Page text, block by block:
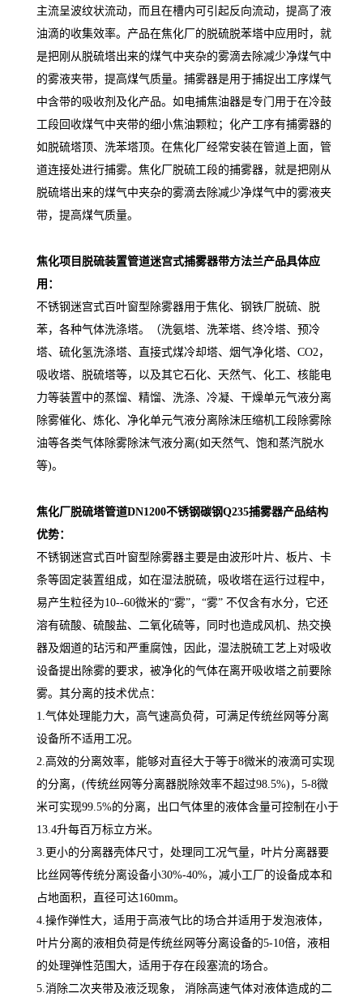
主流呈波纹状流动，而且在槽内可引起反向流动，提高了液
油滴的收集效率。产品在焦化厂的脱硫脱苯塔中应用时，就
是把刚从脱硫塔出来的煤气中夹杂的雾滴去除减少净煤气中
的雾液夹带，提高煤气质量。捕雾器是用于捕捉出工序煤气
中含带的吸收剂及化产品。如电捕焦油器是专门用于在冷鼓
工段回收煤气中夹带的细小焦油颗粒；化产工序有捕雾器的
如脱硫塔顶、洗苯塔顶。在焦化厂经常安装在管道上面，管
道连接处进行捕雾。焦化厂脱硫工段的捕雾器，就是把刚从
脱硫塔出来的煤气中夹杂的雾滴去除减少净煤气中的雾液夹
带，提高煤气质量。
焦化项目脱硫装置管道迷宫式捕雾器带方法兰产品具体应
用：
不锈钢迷宫式百叶窗型除雾器用于焦化、钢铁厂脱硫、脱
苯，各种气体洗涤塔。（洗氨塔、洗苯塔、终冷塔、预冷
塔、硫化氢洗涤塔、直接式煤冷却塔、烟气净化塔、CO2，
吸收塔、脱硫塔等，以及其它石化、天然气、化工、核能电
力等装置中的蒸馏、精馏、洗涤、冷凝、干燥单元气液分离
除雾催化、炼化、净化单元气液分离除沫压缩机工段除雾除
油等各类气体除雾除沫气液分离(如天然气、饱和蒸汽脱水
等)。
焦化厂脱硫塔管道DN1200不锈钢碳钢Q235捕雾器产品结构
优势：
不锈钢迷宫式百叶窗型除雾器主要是由波形叶片、板片、卡
条等固定装置组成，如在湿法脱硫，吸收塔在运行过程中，
易产生粒径为10--60微米的“雾”，“雾” 不仅含有水分，它还
溶有硫酸、硫酸盐、二氧化硫等，同时也造成风机、热交换
器及烟道的玷污和严重腐蚀，因此，湿法脱硫工艺上对吸收
设备提出除雾的要求，被净化的气体在离开吸收塔之前要除
雾。其分离的技术优点：
1.气体处理能力大，高气速高负荷，可满足传统丝网等分离
设备所不适用工况。
2.高效的分离效率，能够对直径大于等于8微米的液滴可实现
的分离，(传统丝网等分离器脱除效率不超过98.5%)，5-8微
米可实现99.5%的分离，出口气体里的液体含量可控制在小于
13.4升每百万标立方米。
3.更小的分离器壳体尺寸，处理同工况气量，叶片分离器要
比丝网等传统分离设备小30%-40%，减小工厂的设备成本和
占地面积，直径可达160mm。
4.操作弹性大，适用于高液气比的场合并适用于发泡液体，
叶片分离的液相负荷是传统丝网等分离设备的5-10倍，液相
的处理弹性范围大，适用于存在段塞流的场合。
5.消除二次夹带及液泛现象， 消除高速气体对液体造成的二